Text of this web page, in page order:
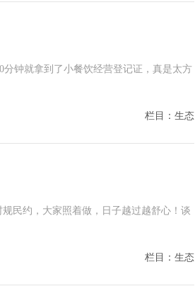
钟就拿到了小餐饮经营登记证，真是太方
栏目：生态
民约，大家照着做，日子越过越舒心！谈
栏目：生态